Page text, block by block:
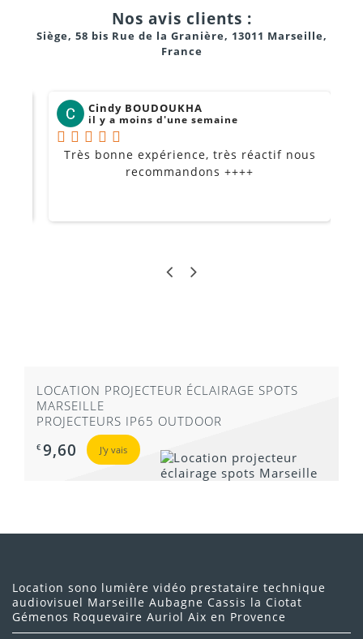
Utilisation en retour de scène (monitoring)
Matériel professionnel contrôlé et entretenu
Location flexible (journée, week-end ou longue durée)
Tarifs compétitifs
Nos avis clients :
Siège, 58 bis Rue de la Granière, 13011 Marseille,
France
Cindy BOUDOUKHA
il y a moins d'une semaine
Très bonne expérience, très réactif nous
recommandons ++++
LOCATION PROJECTEUR ÉCLAIRAGE SPOTS
MARSEILLE
PROJECTEURS IP65 OUTDOOR
€ 9,60 J'y vais
Location sono lumière vidéo prestataire technique
audiovisuel Marseille Aubagne Cassis la Ciotat
Gémenos Roquevaire Auriol Aix en Provence